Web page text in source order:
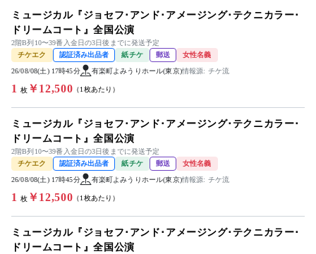
ミュージカル『ジョセフ･アンド･アメージング･テクニカラー･
ドリームコート』全国公演
2階B列10〜39番入金日の3日後までに発送予定
チケエク
認証済み出品者 紙チケ 郵送 女性名義
26/08/08(土) 17時45分 有楽町よみうりホール(東京)情報源: チケ流
1 枚￥12,500 （1枚あたり）
ミュージカル『ジョセフ･アンド･アメージング･テクニカラー･
ドリームコート』全国公演
2階B列10〜39番入金日の3日後までに発送予定
チケエク
認証済み出品者 紙チケ 郵送 女性名義
26/08/08(土) 17時45分 有楽町よみうりホール(東京)情報源: チケ流
1 枚￥12,500 （1枚あたり）
ミュージカル『ジョセフ･アンド･アメージング･テクニカラー･
ドリームコート』全国公演